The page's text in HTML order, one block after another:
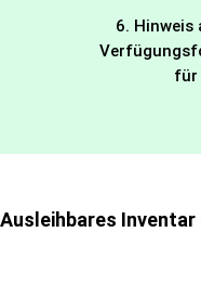
6. Hinweis
für
Ausleihbares